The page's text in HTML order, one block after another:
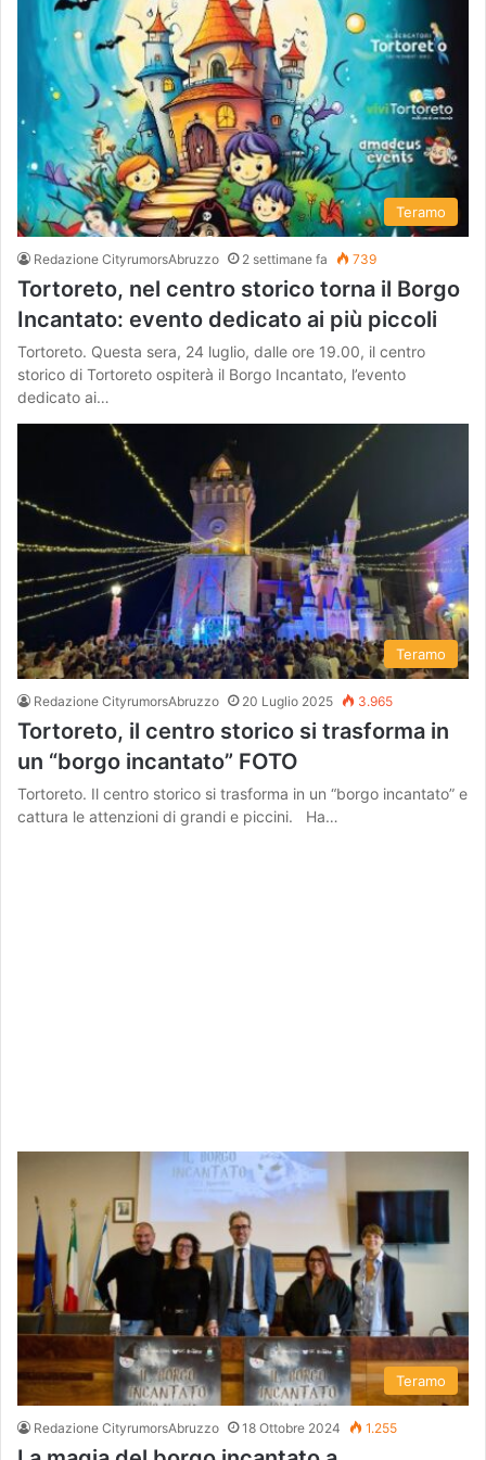
Teramo
Redazione CityrumorsAbruzzo 2 settimane fa 739
Tortoreto, nel centro storico torna il Borgo
Incantato: evento dedicato ai più piccoli
Tortoreto. Questa sera, 24 luglio, dalle ore 19.00, il centro
storico di Tortoreto ospiterà il Borgo Incantato, l’evento
dedicato ai…
Teramo
Redazione CityrumorsAbruzzo 20 Luglio 2025 3.965
Tortoreto, il centro storico si trasforma in
un “borgo incantato” FOTO
Tortoreto. Il centro storico si trasforma in un “borgo incantato” e
cattura le attenzioni di grandi e piccini. Ha…
Teramo
Redazione CityrumorsAbruzzo 18 Ottobre 2024 1.255